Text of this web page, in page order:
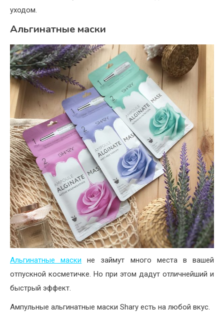
уходом.
Альгинатные маски
Альгинатные маски не займут много места в вашей
отпускной косметичке. Но при этом дадут отличнейший и
быстрый эффект.
Ампульные альгинатные маски Shary есть на любой вкус.